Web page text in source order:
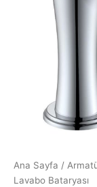
Ana Sayfa /
Lavabo Bataryası